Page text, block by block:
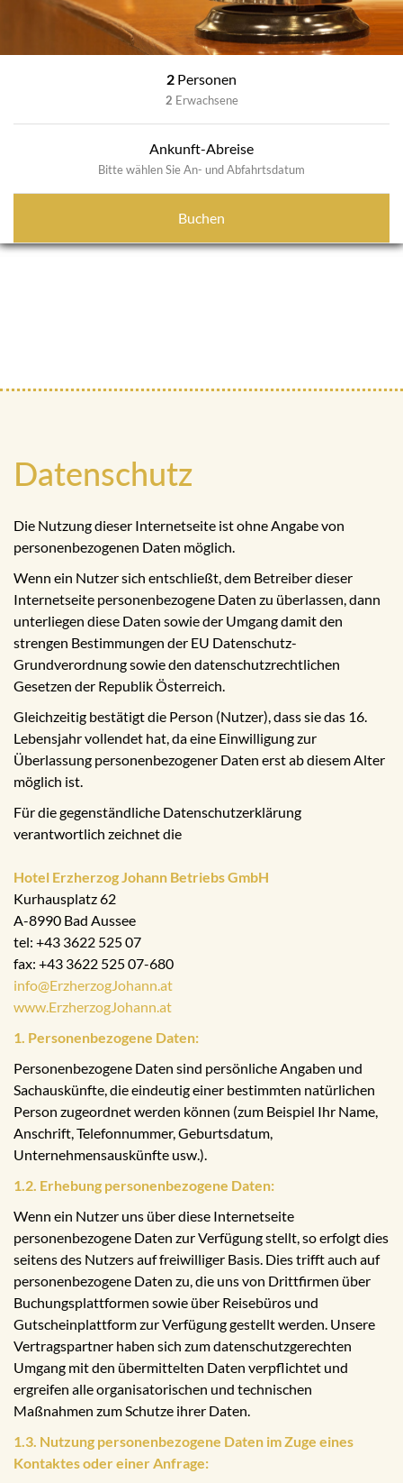
2 Personen
2 Erwachsene
Ankunft-Abreise
Bitte wählen Sie An- und Abfahrtsdatum
Buchen
Datenschutz
Die Nutzung dieser Internetseite ist ohne Angabe von
personenbezogenen Daten möglich.
Wenn ein Nutzer sich entschließt, dem Betreiber dieser
Internetseite personenbezogene Daten zu überlassen, dann
unterliegen diese Daten sowie der Umgang damit den
strengen Bestimmungen der EU Datenschutz-
Grundverordnung sowie den datenschutzrechtlichen
Gesetzen der Republik Österreich.
Gleichzeitig bestätigt die Person (Nutzer), dass sie das 16.
Lebensjahr vollendet hat, da eine Einwilligung zur
Überlassung personenbezogener Daten erst ab diesem Alter
möglich ist.
Für die gegenständliche Datenschutzerklärung
verantwortlich zeichnet die
Hotel Erzherzog Johann Betriebs GmbH
Kurhausplatz 62
A-8990 Bad Aussee
tel: +43 3622 525 07
fax: +43 3622 525 07-680
info@ErzherzogJohann.at
www.ErzherzogJohann.at
1. Personenbezogene Daten:
Personenbezogene Daten sind persönliche Angaben und
Sachauskünfte, die eindeutig einer bestimmten natürlichen
Person zugeordnet werden können (zum Beispiel Ihr Name,
Anschrift, Telefonnummer, Geburtsdatum,
Unternehmensauskünfte usw.).
1.2. Erhebung personenbezogene Daten:
Wenn ein Nutzer uns über diese Internetseite
personenbezogene Daten zur Verfügung stellt, so erfolgt dies
seitens des Nutzers auf freiwilliger Basis. Dies trifft auch auf
personenbezogene Daten zu, die uns von Drittfirmen über
Buchungsplattformen sowie über Reisebüros und
Gutscheinplattform zur Verfügung gestellt werden. Unsere
Vertragspartner haben sich zum datenschutzgerechten
Umgang mit den übermittelten Daten verpflichtet und
ergreifen alle organisatorischen und technischen
Maßnahmen zum Schutze ihrer Daten.
1.3. Nutzung personenbezogene Daten im Zuge eines
Kontaktes oder einer Anfrage: